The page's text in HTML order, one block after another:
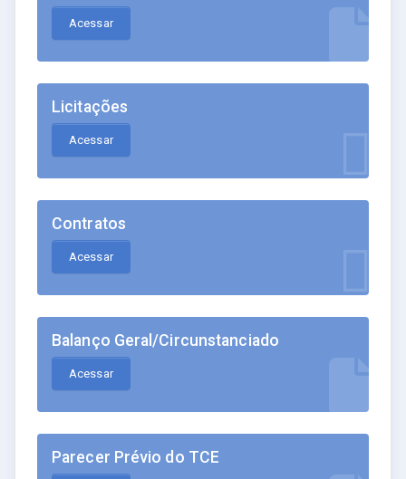
Acessar
Licitações
Acessar
Contratos
Acessar
Balanço Geral/Circunstanciado
Acessar
Parecer Prévio do TCE